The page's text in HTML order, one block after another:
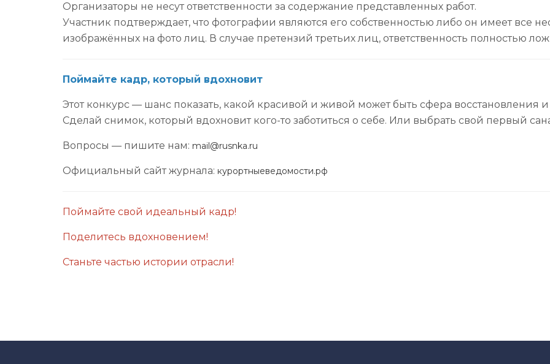
Организаторы не несут ответственности за содержание представленных работ.
Участник подтверждает, что фотографии являются его собственностью либо он имеет все
изображённых на фото лиц. В случае претензий третьих лиц, ответственность полностью
Поймайте кадр, который вдохновит
Этот конкурс — шанс показать, какой красивой и живой может быть сфера восстановления и
Сделай снимок, который вдохновит кого-то заботиться о себе. Или выбрать свой первый
Вопросы — пишите нам: mail@rusnka.ru
Официальный сайт журнала: курортныеведомости.рф
Поймайте свой идеальный кадр!
Поделитесь вдохновением!
Станьте частью истории отрасли!